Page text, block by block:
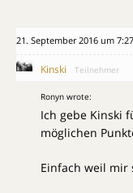
21. September 2016 um 7:27
Kinski Teilnehmer
Ronyn wrote:
Ich gebe Kinski
möglichen
Einfach weil mir